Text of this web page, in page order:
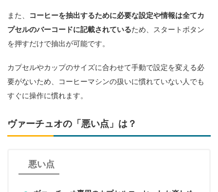
また、
コーヒーを抽出するために必要な設定や情報は全てカ
プセルのバーコードに記載されているため、スタートボタン
を押すだけで抽出が可能です。
カプセルやカップのサイズに合わせて手動で設定を変える必
要がないため、コーヒーマシンの扱いに慣れていない人でも
すぐに操作に慣れます。
ヴァーチュオの「悪い点」は？
悪い点